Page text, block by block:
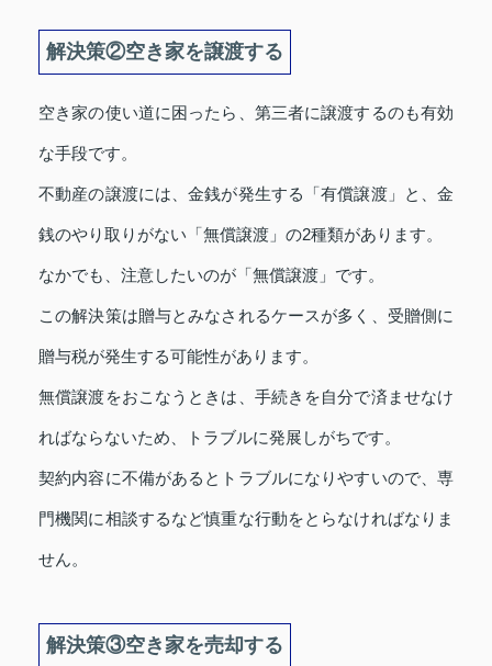
解決策②空き家を譲渡する
空き家の使い道に困ったら、第三者に譲渡するのも有効
な手段です。
不動産の譲渡には、金銭が発生する「有償譲渡」と、金
銭のやり取りがない「無償譲渡」の2種類があります。
なかでも、注意したいのが「無償譲渡」です。
この解決策は贈与とみなされるケースが多く、受贈側に
贈与税が発生する可能性があります。
無償譲渡をおこなうときは、手続きを自分で済ませなけ
ればならないため、トラブルに発展しがちです。
契約内容に不備があるとトラブルになりやすいので、専
門機関に相談するなど慎重な行動をとらなければなりま
せん。
解決策③空き家を売却する